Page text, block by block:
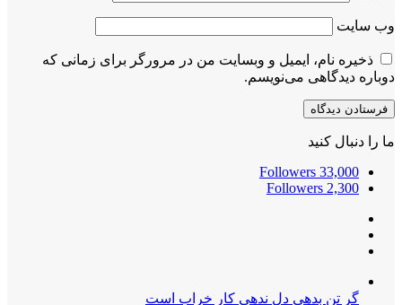
وب‌ سایت
ذخیره نام، ایمیل و وبسایت من در مرورگر برای زمانی که
دوباره دیدگاهی می‌نویسم.
ما را دنبال کنید
33,000
Followers
2,300
Followers
گر تن بدهی دل ندهی کار خراب است